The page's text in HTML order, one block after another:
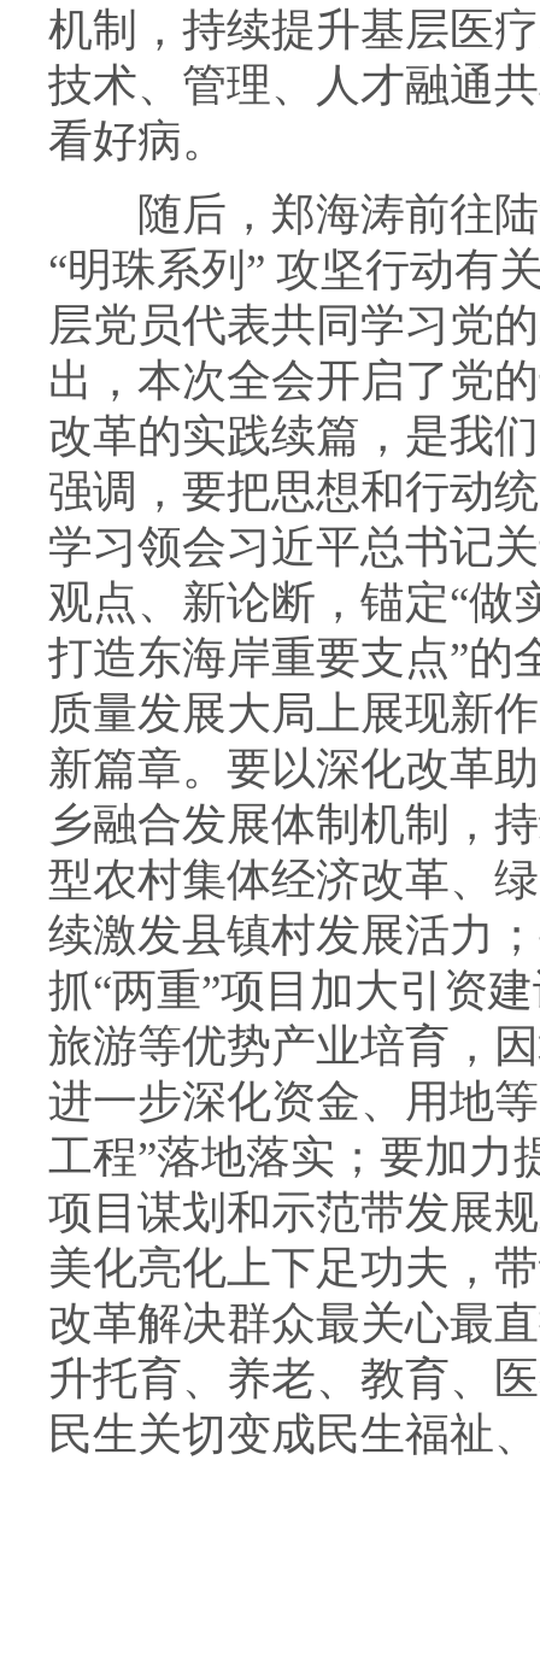
机制，持续提升基层医
技术、管理、人才融通
看好病。
随后，郑海涛前往陆
“明珠系列” 攻坚行动有
层党员代表共同学习党
出，本次全会开启了党
改革的实践续篇，是我
强调，要把思想和行动
学习领会习近平总书记
观点、新论断，锚定“做
打造东海岸重要支点”的
质量发展大局上展现新
新篇章。要以深化改革
乡融合发展体制机制，
型农村集体经济改革、
续激发县镇村发展活力
抓“两重”项目加大引资
旅游等优势产业培育，
进一步深化资金、用地
工程”落地落实；要加力
项目谋划和示范带发展
美化亮化上下足功夫，
改革解决群众最关心最
升托育、养老、教育、
民生关切变成民生福祉